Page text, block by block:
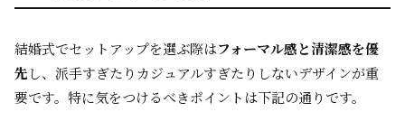
結婚式でセットアップを選ぶ際はフォーマル感と清潔感を優
先し、派手すぎたりカジュアルすぎたりしないデザインが重
要です。特に気をつけるべきポイントは下記の通りです。